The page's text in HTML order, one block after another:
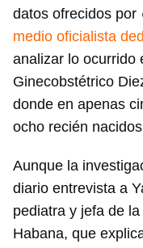
datos ofrecidos por
medio oficialista
analizar lo ocurrido
Ginecobstétrico
donde en apenas
ocho recién
Aunque la
diario entrevista a
pediatra y jefa de
Habana, que